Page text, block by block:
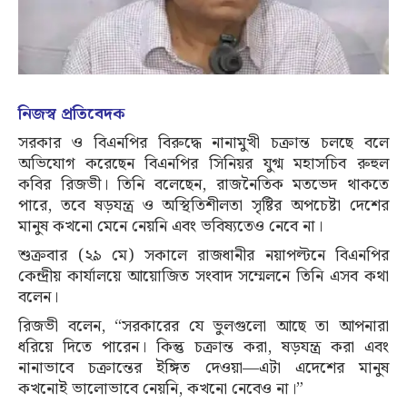
নিজস্ব প্রতিবেদক
সরকার ও বিএনপির বিরুদ্ধে নানামুখী চক্রান্ত চলছে বলে
অভিযোগ করেছেন বিএনপির সিনিয়র যুগ্ম মহাসচিব রুহুল
কবির রিজভী। তিনি বলেছেন, রাজনৈতিক মতভেদ থাকতে
পারে, তবে ষড়যন্ত্র ও অস্থিতিশীলতা সৃষ্টির অপচেষ্টা দেশের
মানুষ কখনো মেনে নেয়নি এবং ভবিষ্যতেও নেবে না।
শুক্রবার (২৯ মে) সকালে রাজধানীর নয়াপল্টনে বিএনপির
কেন্দ্রীয় কার্যালয়ে আয়োজিত সংবাদ সম্মেলনে তিনি এসব কথা
বলেন।
রিজভী বলেন, “সরকারের যে ভুলগুলো আছে তা আপনারা
ধরিয়ে দিতে পারেন। কিন্তু চক্রান্ত করা, ষড়যন্ত্র করা এবং
নানাভাবে চক্রান্তের ইঙ্গিত দেওয়া—এটা এদেশের মানুষ
কখনোই ভালোভাবে নেয়নি, কখনো নেবেও না।”